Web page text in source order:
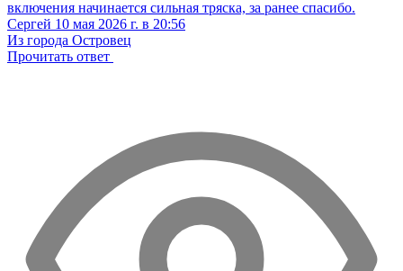
включения начинается сильная тряска, за ранее спасибо.
Сергей 10 мая 2026 г. в 20:56
Из города Островец
Прочитать ответ